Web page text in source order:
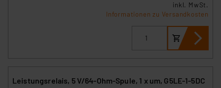
inkl. MwSt.
Informationen zu Versandkosten
Leistungsrelais, 5 V/64-Ohm-Spule, 1 x um, G5LE-1-5DC